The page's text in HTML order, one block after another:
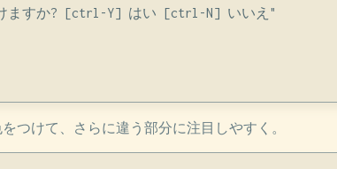
けますか? [ctrl-Y] はい [ctrl-N] いいえ"
けて、さらに違う部分に注目しやすく。